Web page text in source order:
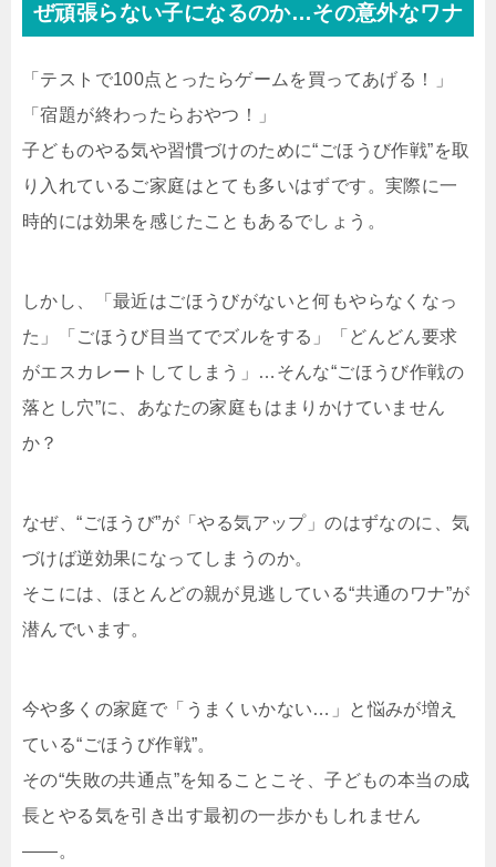
ぜ頑張らない子になるのか…その意外なワナ
「テストで100点とったらゲームを買ってあげる！」
「宿題が終わったらおやつ！」
子どものやる気や習慣づけのために“ごほうび作戦”を取
り入れているご家庭はとても多いはずです。実際に一
時的には効果を感じたこともあるでしょう。
しかし、「最近はごほうびがないと何もやらなくなっ
た」「ごほうび目当てでズルをする」「どんどん要求
がエスカレートしてしまう」…そんな“ごほうび作戦の
落とし穴”に、あなたの家庭もはまりかけていません
か？
なぜ、“ごほうび”が「やる気アップ」のはずなのに、気
づけば逆効果になってしまうのか。
そこには、ほとんどの親が見逃している“共通のワナ”が
潜んでいます。
今や多くの家庭で「うまくいかない…」と悩みが増え
ている“ごほうび作戦”。
その“失敗の共通点”を知ることこそ、子どもの本当の成
長とやる気を引き出す最初の一歩かもしれません
――。